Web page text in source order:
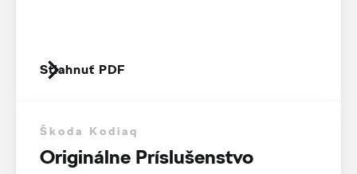
Stiahnuť PDF
Škoda Kodiaq
Originálne Príslušenstvo